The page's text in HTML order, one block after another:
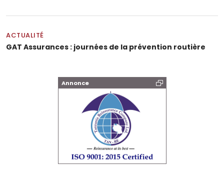
ACTUALITÉ
GAT Assurances : journées de la prévention routière
Annonce